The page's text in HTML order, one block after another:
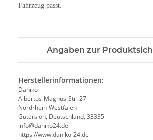
Fahrzeug passt.
Angaben zur
Herstellerinformationen:
Daniko
Albertus-Magnus-Str. 27
Nordrhein-Westfalen
Gütersloh, Deutschland, 33335
info@daniko24.de
https://www.daniko-24.de